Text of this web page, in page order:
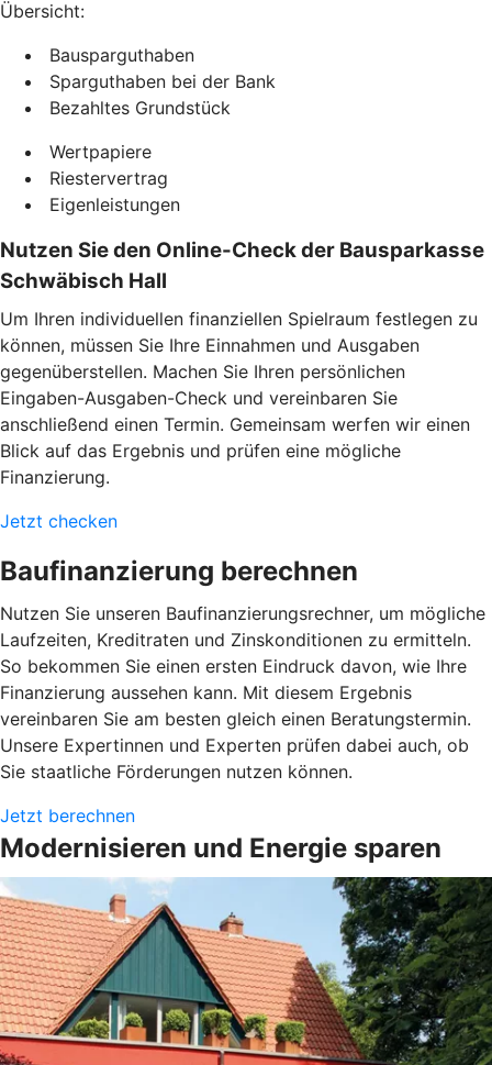
Übersicht:
Bausparguthaben
Sparguthaben bei der Bank
Bezahltes Grundstück
Wertpapiere
Riestervertrag
Eigenleistungen
Nutzen Sie den Online-Check der Bausparkasse
Schwäbisch Hall
Um Ihren individuellen finanziellen Spielraum festlegen zu
können, müssen Sie Ihre Einnahmen und Ausgaben
gegenüberstellen. Machen Sie Ihren persönlichen
Eingaben-Ausgaben-Check und vereinbaren Sie
anschließend einen Termin. Gemeinsam werfen wir einen
Blick auf das Ergebnis und prüfen eine mögliche
Finanzierung.
Jetzt checken
Baufinanzierung berechnen
Nutzen Sie unseren Baufinanzierungsrechner, um mögliche
Laufzeiten, Kreditraten und Zinskonditionen zu ermitteln.
So bekommen Sie einen ersten Eindruck davon, wie Ihre
Finanzierung aussehen kann. Mit diesem Ergebnis
vereinbaren Sie am besten gleich einen Beratungstermin.
Unsere Expertinnen und Experten prüfen dabei auch, ob
Sie staatliche Förderungen nutzen können.
Jetzt berechnen
Modernisieren und Energie sparen